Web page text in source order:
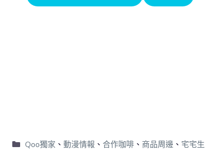
Qoo獨家 、 動漫情報 、 合作咖啡、 商品周邊 、 宅宅生